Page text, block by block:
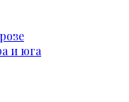
и юга